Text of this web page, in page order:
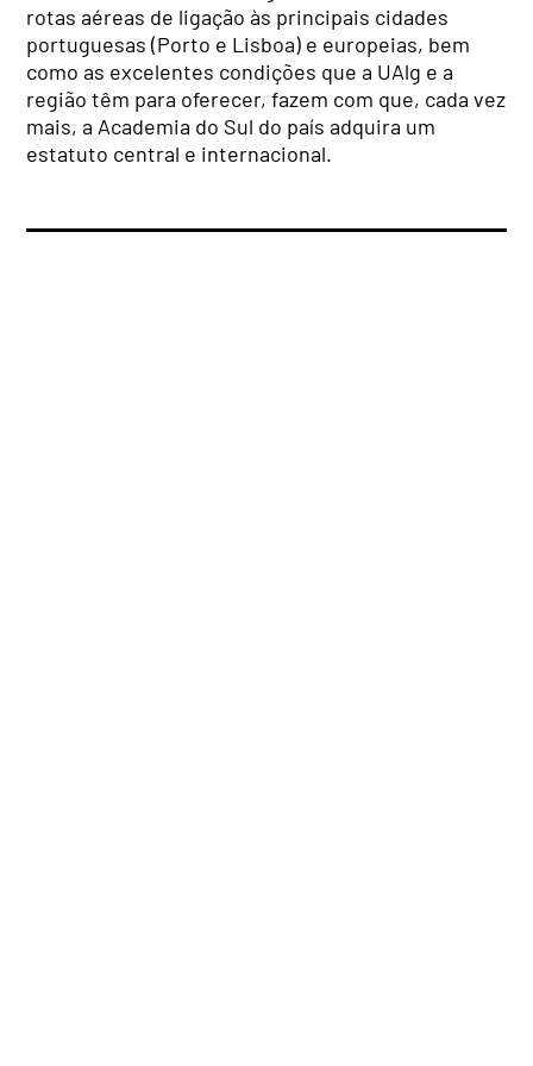
rotas aéreas de ligação às principais cidades
portuguesas (Porto e Lisboa) e europeias, bem
como as excelentes condições que a UAlg e a
região têm para oferecer, fazem com que, cada vez
mais, a Academia do Sul do país adquira um
estatuto central e internacional.